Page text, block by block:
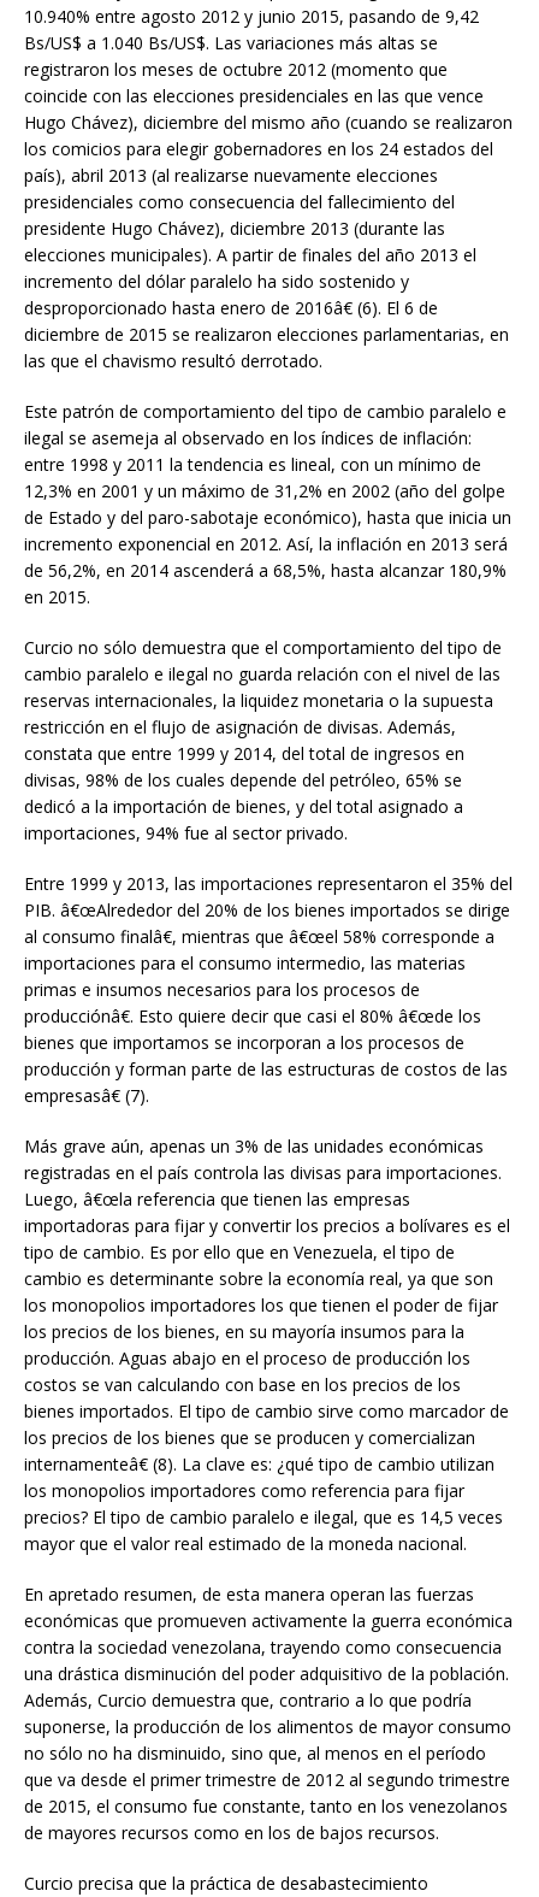
10.940% entre agosto 2012 y junio 2015, pasando de 9,42
Bs/US$ a 1.040 Bs/US$. Las variaciones más altas se
registraron los meses de octubre 2012 (momento que
coincide con las elecciones presidenciales en las que vence
Hugo Chávez), diciembre del mismo año (cuando se realizaron
los comicios para elegir gobernadores en los 24 estados del
país), abril 2013 (al realizarse nuevamente elecciones
presidenciales como consecuencia del fallecimiento del
presidente Hugo Chávez), diciembre 2013 (durante las
elecciones municipales). A partir de finales del año 2013 el
incremento del dólar paralelo ha sido sostenido y
desproporcionado hasta enero de 2016â€ (6). El 6 de
diciembre de 2015 se realizaron elecciones parlamentarias, en
las que el chavismo resultó derrotado.
Este patrón de comportamiento del tipo de cambio paralelo e
ilegal se asemeja al observado en los índices de inflación:
entre 1998 y 2011 la tendencia es lineal, con un mínimo de
12,3% en 2001 y un máximo de 31,2% en 2002 (año del golpe
de Estado y del paro-sabotaje económico), hasta que inicia un
incremento exponencial en 2012. Así, la inflación en 2013 será
de 56,2%, en 2014 ascenderá a 68,5%, hasta alcanzar 180,9%
en 2015.
Curcio no sólo demuestra que el comportamiento del tipo de
cambio paralelo e ilegal no guarda relación con el nivel de las
reservas internacionales, la liquidez monetaria o la supuesta
restricción en el flujo de asignación de divisas. Además,
constata que entre 1999 y 2014, del total de ingresos en
divisas, 98% de los cuales depende del petróleo, 65% se
dedicó a la importación de bienes, y del total asignado a
importaciones, 94% fue al sector privado.
Entre 1999 y 2013, las importaciones representaron el 35% del
PIB. â€œAlrededor del 20% de los bienes importados se dirige
al consumo finalâ€, mientras que â€œel 58% corresponde a
importaciones para el consumo intermedio, las materias
primas e insumos necesarios para los procesos de
producciónâ€. Esto quiere decir que casi el 80% â€œde los
bienes que importamos se incorporan a los procesos de
producción y forman parte de las estructuras de costos de las
empresasâ€ (7).
Más grave aún, apenas un 3% de las unidades económicas
registradas en el país controla las divisas para importaciones.
Luego, â€œla referencia que tienen las empresas
importadoras para fijar y convertir los precios a bolívares es el
tipo de cambio. Es por ello que en Venezuela, el tipo de
cambio es determinante sobre la economía real, ya que son
los monopolios importadores los que tienen el poder de fijar
los precios de los bienes, en su mayoría insumos para la
producción. Aguas abajo en el proceso de producción los
costos se van calculando con base en los precios de los
bienes importados. El tipo de cambio sirve como marcador de
los precios de los bienes que se producen y comercializan
internamenteâ€ (8). La clave es: ¿qué tipo de cambio utilizan
los monopolios importadores como referencia para fijar
precios? El tipo de cambio paralelo e ilegal, que es 14,5 veces
mayor que el valor real estimado de la moneda nacional.
En apretado resumen, de esta manera operan las fuerzas
económicas que promueven activamente la guerra económica
contra la sociedad venezolana, trayendo como consecuencia
una drástica disminución del poder adquisitivo de la población.
Además, Curcio demuestra que, contrario a lo que podría
suponerse, la producción de los alimentos de mayor consumo
no sólo no ha disminuido, sino que, al menos en el período
que va desde el primer trimestre de 2012 al segundo trimestre
de 2015, el consumo fue constante, tanto en los venezolanos
de mayores recursos como en los de bajos recursos.
Curcio precisa que la práctica de desabastecimiento